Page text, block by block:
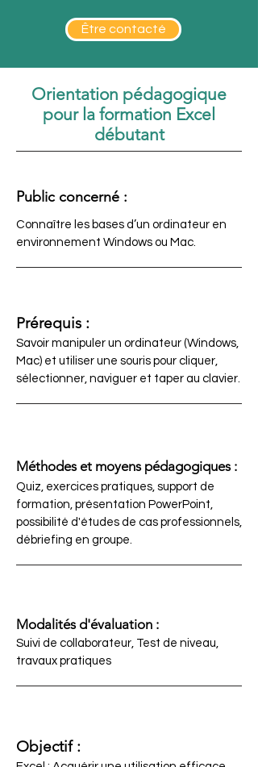
Être contacté
Orientation pédagogique
pour la formation Excel
débutant
Public concerné :
Connaître les bases d’un ordinateur en
environnement Windows ou Mac.
Prérequis :
Savoir manipuler un ordinateur (Windows,
Mac) et utiliser une souris pour cliquer,
sélectionner, naviguer et taper au clavier.
Méthodes et moyens pédagogiques :
Quiz, exercices pratiques, support de
formation, présentation PowerPoint,
possibilité d'études de cas professionnels,
débriefing en groupe.
Modalités d'évaluation :
Suivi de collaborateur, Test de niveau,
travaux pratiques
Objectif :